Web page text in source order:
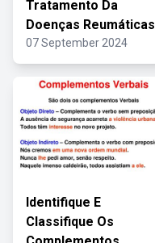
Tratamento Da
Doenças Reumáticas
07 September 2024
Identifique E
Classifique Os